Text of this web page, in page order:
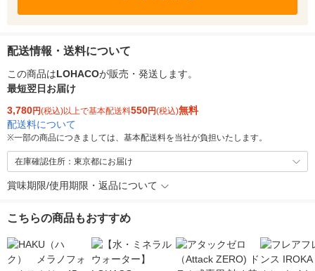
配送情報・送料について
この商品はLOHACOが販売・発送します。
最短翌日お届け
3,780円(税込)以上で基本配送料550円(税込)無料
配送料について
※一部の商品につきましては、基本配送料を当社が負担いたします。
在庫確認住所：東京都にお届け
賞味期限/使用期限・返品について
こちらの商品もおすすめ